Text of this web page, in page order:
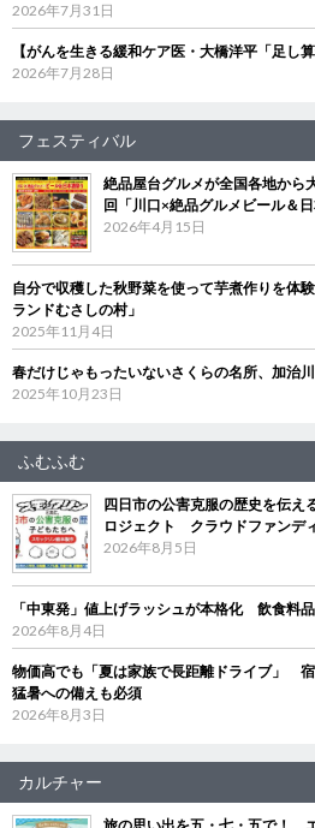
2026年7月31日
【がんを生きる緩和ケア医・大橋洋平「足し
2026年7月28日
フェスティバル
絶品屋台グルメが全国各地か
回「川口×絶品グルメビール＆
2026年4月15日
自分で収穫した秋野菜を使って芋煮作りを体
ランドむさしの村」
2025年11月4日
春だけじゃもったいないさくらの名所、加治
2025年10月23日
ふむふむ
四日市の公害克服の歴史を伝え
ロジェクト クラウドファンデ
2026年8月5日
「中東発」値上げラッシュが本格化 飲食料
2026年8月4日
物価高でも「夏は家族で長距離ドライブ」
猛暑への備えも必須
2026年8月3日
カルチャー